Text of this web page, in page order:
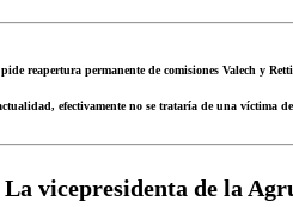
reapertura permanente de comisiones Valech y
efectivamente no se trataría de una víctima de
vicepresidenta de la